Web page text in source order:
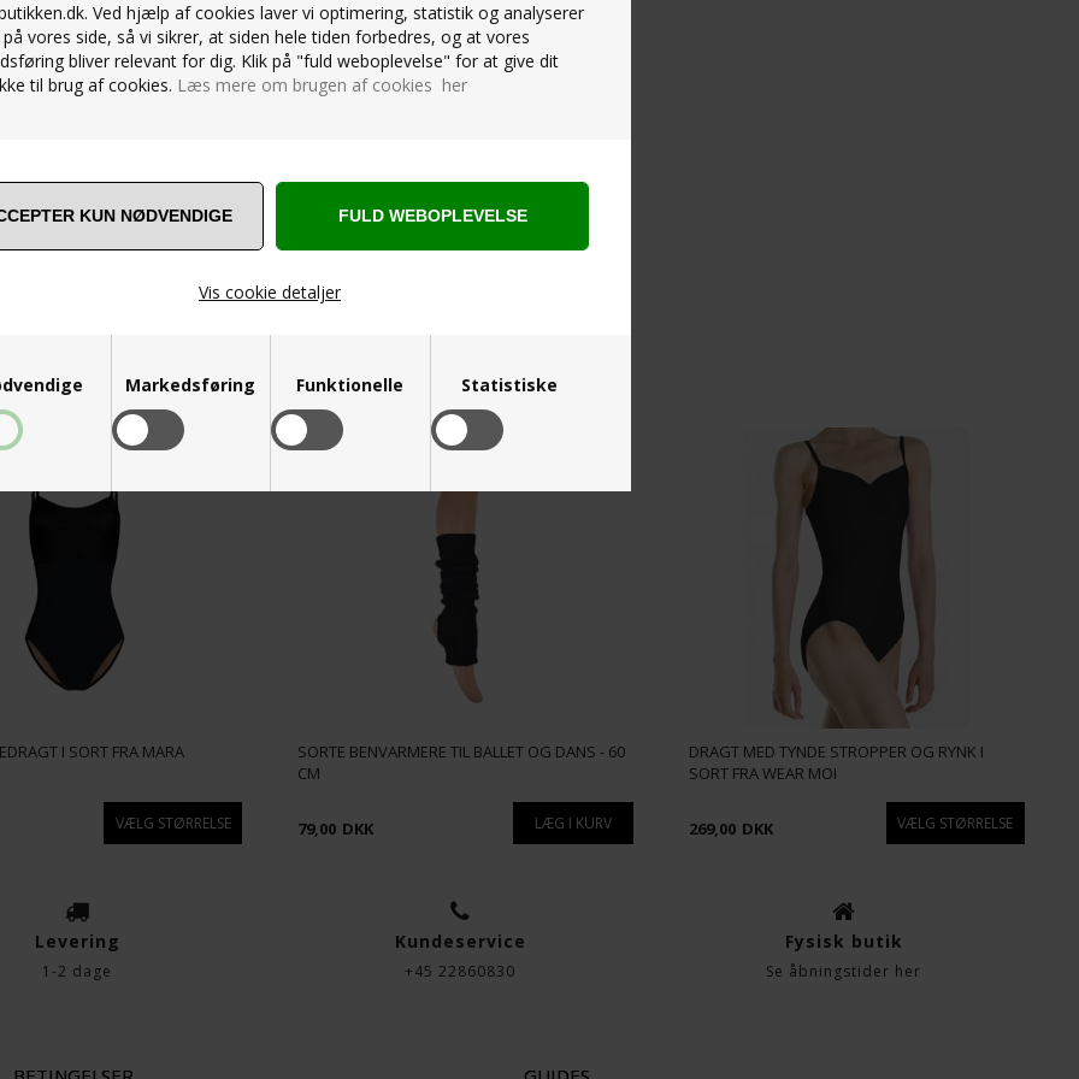
Ved hjælp af cookies laver vi optimering, statistik og analyserer
vores side, så vi sikrer, at siden hele tiden forbedres, og at vores
bliver relevant for dig. Klik på "fuld weboplevelse" for at give dit
til brug af cookies. Læs mere om brugen af cookies her
Vis cookie detaljer
Markedsføring Funktionelle Statistiske
ANDRE ER VILDE MED... ❤️
I SORT FRA MARA
SORTE BENVARMERE TIL BALLET OG DANS - 60
CM
79,00 DKK
DRAGT MED TYNDE STROPPER OG RYNK I
SORT FRA WEAR MOI
269,00 DKK
Levering
1-2 dage
Kundeservice
+45 22860830
Fysisk butik
Se åbningstider her